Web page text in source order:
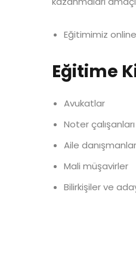
Eğitimimiz
Eğitime
Avukatlar
Noter çalışanları
Aile
Mali müşavirler
Bilirkişiler ve